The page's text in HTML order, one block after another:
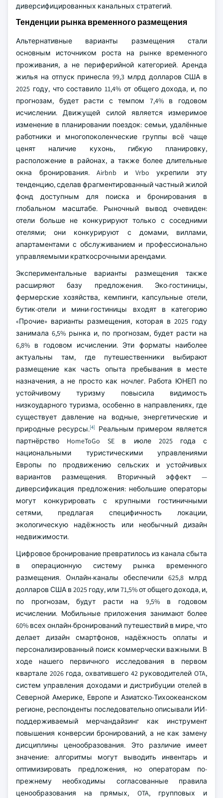
диверсифицированных канальных стратегий.
Тенденции рынка временного размещения
Альтернативные варианты размещения стали
основным источником роста на рынке временного
проживания, а не периферийной категорией. Аренда
жилья на отпуск принесла 99,3 млрд долларов США в
2025 году, что составило 11,4% от общего дохода, и, по
прогнозам, будет расти с темпом 7,4% в годовом
исчислении. Движущей силой является измеримое
изменение в планировании поездок: семьи, удалённые
работники и многопоколенческие группы всё чаще
ценят наличие кухонь, гибкую планировку,
расположение в районах, а также более длительные
окна бронирования. Airbnb и Vrbo укрепили эту
тенденцию, сделав фрагментированный частный жилой
фонд доступным для поиска и бронирования в
глобальном масштабе. Рыночный вывод очевиден:
отели больше не конкурируют только с соседними
отелями; они конкурируют с домами, виллами,
апартаментами с обслуживанием и профессионально
управляемыми краткосрочными арендами.
Экспериментальные варианты размещения также
расширяют базу предложения. Эко-гостиницы,
фермерские хозяйства, кемпинги, капсульные отели,
бутик-отели и мини-гостиницы входят в категорию
«Прочие» варианты размещения, которая в 2025 году
занимала 6,5% рынка и, по прогнозам, будет расти на
6,8% в годовом исчислении. Эти форматы наиболее
актуальны там, где путешественники выбирают
размещение как часть опыта пребывания в месте
назначения, а не просто как ночлег. Работа ЮНЕП по
устойчивому туризму повысила видимость
низкоударного туризма, особенно в направлениях, где
существует давление на водные, энергетические и
природные ресурсы.[4] Реальным примером является
партнёрство HomeToGo SE в июле 2025 года с
национальными туристическими управлениями
Европы по продвижению сельских и устойчивых
вариантов размещения. Вторичный эффект —
диверсификация предложения: небольшие операторы
могут конкурировать с крупными гостиничными
сетями, предлагая специфичность локации,
экологическую надёжность или необычный дизайн
недвижимости.
Цифровое бронирование превратилось из канала сбыта
в операционную систему рынка временного
размещения. Онлайн-каналы обеспечили 625,8 млрд
долларов США в 2025 году, или 71,5% от общего дохода, и,
по прогнозам, будут расти на 9,5% в годовом
исчислении. Мобильные приложения занимают более
60% всех онлайн-бронирований путешествий в мире, что
делает дизайн смартфонов, надёжность оплаты и
персонализированный поиск коммерчески важными. В
ходе нашего первичного исследования в первом
квартале 2026 года, охватившего 42 руководителей OTA,
систем управления доходами и дистрибуции отелей в
Северной Америке, Европе и Азиатско-Тихоокеанском
регионе, респонденты последовательно описывали ИИ-
поддерживаемый мерчандайзинг как инструмент
повышения конверсии бронирований, а не как замену
дисциплины ценообразования. Это различие имеет
значение: алгоритмы могут выводить инвентарь и
оптимизировать предложения, но операторам по-
прежнему необходимы согласованные правила
ценообразования на прямых, OTA, групповых и